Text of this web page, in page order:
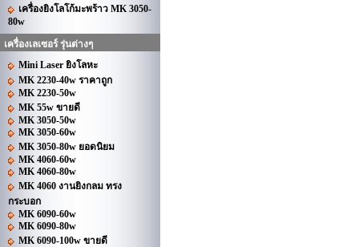
เครื่องยิงโลโก้มะพร้าว MK 3050-
80w
เครื่องเลเซอร์ รุ่นต่างๆ
Mini Laser ยิงโลหะ
MK 2230-40w ราคาถูก
MK 2230-50w
MK 55w ขายดี
MK 3050-50w
MK 3050-60w
MK 3050-80w ยอดนิยม
MK 4060-60w
MK 4060-80w
MK 4060 งานยิงกลม ทรง
กระบอก
MK 6090-60w
MK 6090-80w
MK 6090-100w ขายดี